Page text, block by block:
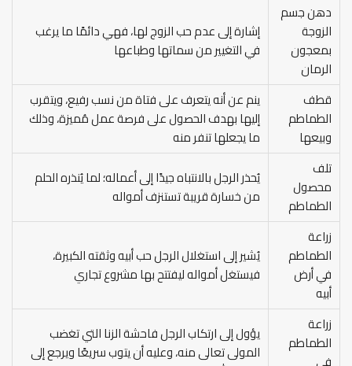
دهن جسم
الزوجة
بمعجون
الرمان
إشارة إلى عدم حب الزوج لها، فهي دائمًا ما يرغب
في التغيير من سماتها وطباعها
قطف
الطماطم
وبيعها
ينم عن أنه يتعرف على فتاة من نسب رفيع، ويتقرب
إليها بهدف الحصول على فرصة عمل مُميزة، وذلك
ما يجعلها تنفر منه
تلف
محصول
الطماطم
يُحذر الرجل بالانتباه جيدًا إلى أعماله؛ لما يُنذره الحلم
من خسارة قريبة تستنزف أمواله
زراعة
الطماطم
في أرض
أبيه
يُشير إلى استغلال الرجل حب أبيه وثقته الكبيرة،
فيستغل أمواله ليفتتح بها مشروع تجاري
زراعة
الطماطم
يؤول إلى ارتكاب الرجل فاحشة الزنا التي تغضب
المولى تعالى منه، وعليه أن يتوب سريعًا ويرجع إلى